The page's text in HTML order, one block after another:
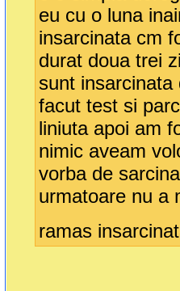
eu cu o luna
insarcinata cm
durat doua trei
sunt
facut test si
liniuta apoi am
nimic aveam
vorba de
urmatoare nu a
ramas